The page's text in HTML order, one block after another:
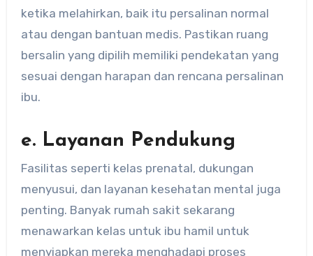
ketika melahirkan, baik itu persalinan normal
atau dengan bantuan medis. Pastikan ruang
bersalin yang dipilih memiliki pendekatan yang
sesuai dengan harapan dan rencana persalinan
ibu.
e. Layanan Pendukung
Fasilitas seperti kelas prenatal, dukungan
menyusui, dan layanan kesehatan mental juga
penting. Banyak rumah sakit sekarang
menawarkan kelas untuk ibu hamil untuk
menyiapkan mereka menghadapi proses